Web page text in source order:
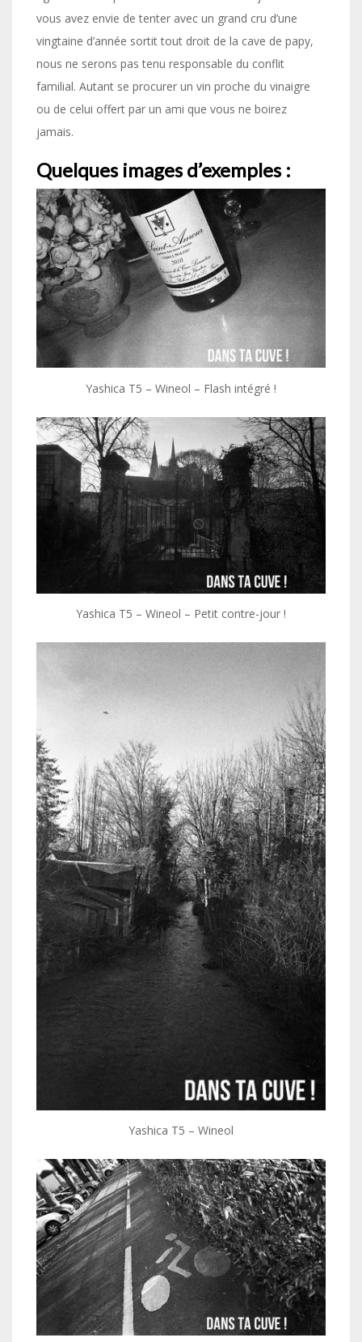
vous avez envie de tenter avec un grand cru d’une
vingtaine d’année sortit tout droit de la cave de papy,
nous ne serons pas tenu responsable du conflit
familial. Autant se procurer un vin proche du vinaigre
ou de celui offert par un ami que vous ne boirez
jamais.
Quelques images d’exemples :
Yashica T5 – Wineol – Flash intégré !
Yashica T5 – Wineol – Petit contre-jour !
Yashica T5 – Wineol